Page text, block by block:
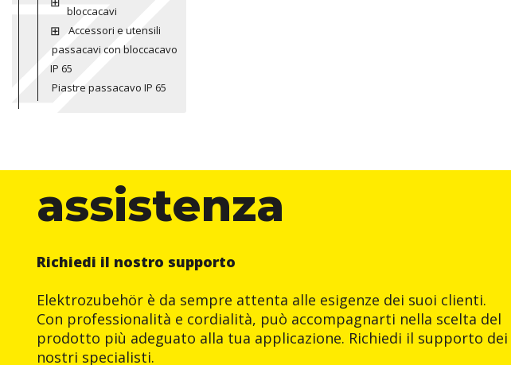
bloccacavi
Accessori e utensili
passacavi con bloccacavo
IP 65
Piastre passacavo IP 65
assistenza
Richiedi il nostro supporto
Elektrozubehör è da sempre attenta alle esigenze dei suoi clienti.
Con professionalità e cordialità, può accompagnarti nella scelta del
prodotto più adeguato alla tua applicazione. Richiedi il supporto dei
nostri specialisti.